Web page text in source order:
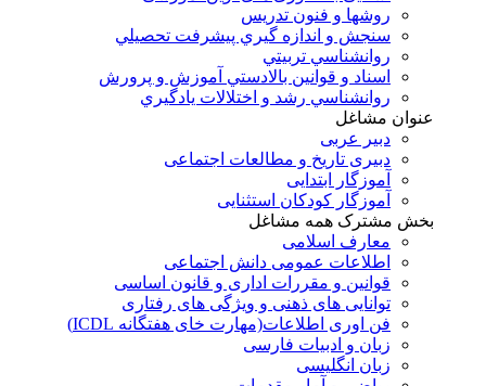
روشها و فنون تدريس
سنجش و اندازه گيري پيشرفت تحصيلي
روانشناسي تربيتي
اسناد و قوانين بالادستي آموزش و پرورش
روانشناسي رشد و اختلالات يادگيري
عنوان مشاغل
دبير عربی
دبیری تاریخ و مطالعات اجتماعی
آموزگار ابتدایی
آموزگار کودکان استثنایی
بخش مشترک همه مشاغل
معارف اسلامی
اطلاعات عمومی دانش اجتماعی
قوانین و مقررات اداری و قانون اساسی
توانایی های ذهنی و ویژگی های رفتاری
فن اوری اطلاعات(مهارت خای هفتگانه ICDL)
زبان و ادبیات فارسی
زبان انگلیسی